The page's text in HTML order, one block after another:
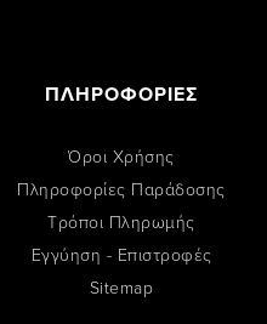
ΠΛΗΡΟΦΟΡΙΕΣ
Όροι Χρήσης
Πληροφορίες Παράδοσης
Tρόποι Πληρωμής
Εγγύηση - Επιστροφές
Sitemap